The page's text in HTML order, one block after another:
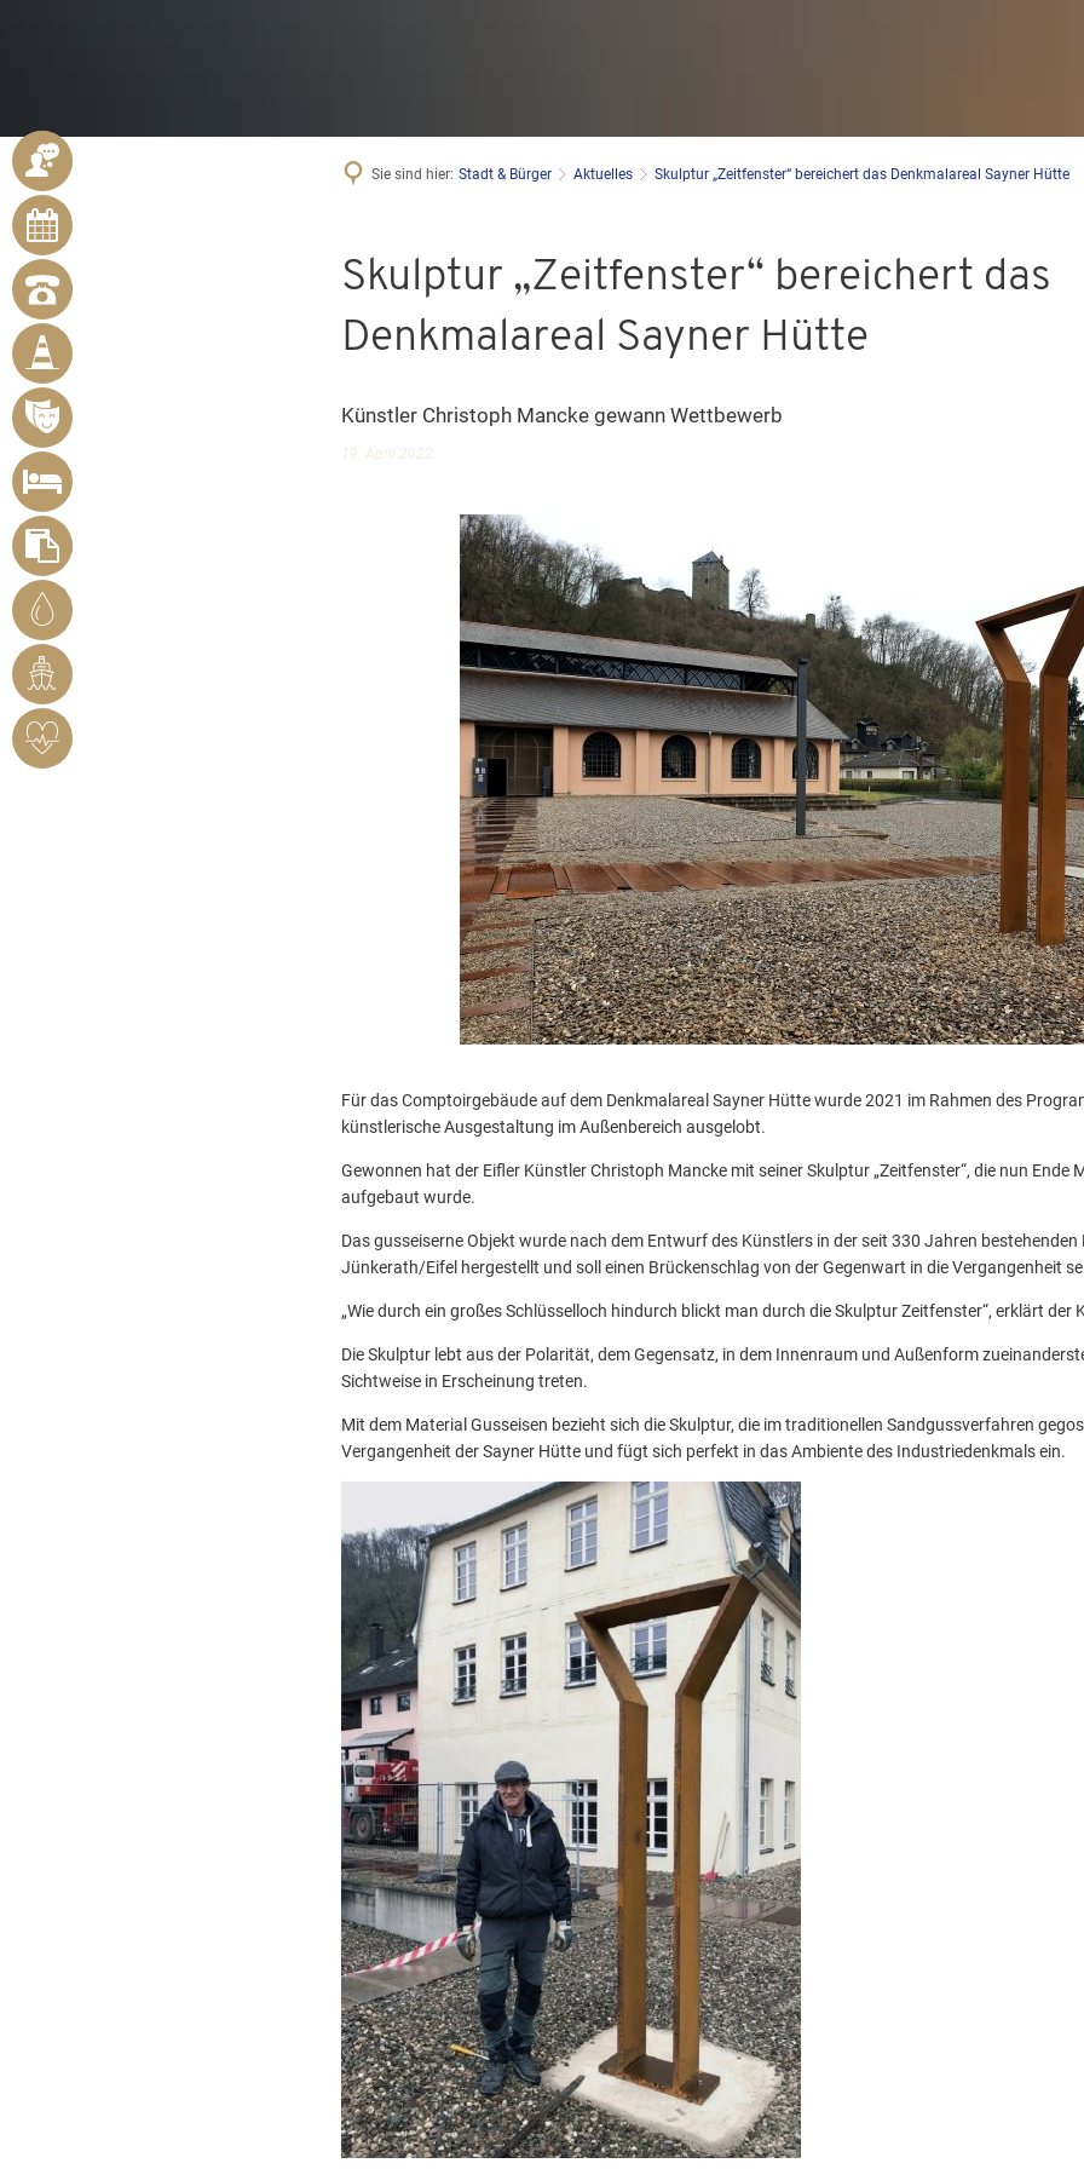
ANSPRECHPARTNER
ONLINE-
TERMINE
NOTRUFNUMMERN
BÜRGER
MELDEN
MÄNGEL
VERANSTALTUNGSÜBERSICHT
UNTERKUNFT
SUCHEN
FORMULARE
STADTWERKE
BENDORF
RHEINHAFEN
HERZSICHERES
BENDORF
Sie sind hier: Stadt & Bürger Aktuelles Skulptur „Zeitfenster“ bereichert das Denkmalareal Sayner Hütte
Skulptur „Zeitfenster“ bereichert das
Denkmalareal Sayner Hütte
Künstler Christoph Mancke gewann Wettbewerb
19. April 2022
Für das Comptoirgebäude auf dem Denkmalareal Sayner Hütte wurde 2021 im Rahmen des
künstlerische Ausgestaltung im Außenbereich ausgelobt.
Gewonnen hat der Eifler Künstler Christoph Mancke mit seiner Skulptur „Zeitfenster“, die nun Ende
aufgebaut wurde.
Das gusseiserne Objekt wurde nach dem Entwurf des Künstlers in der seit 330 Jahren bestehenden
Jünkerath/Eifel hergestellt und soll einen Brückenschlag von der Gegenwart in die Vergangenheit
„Wie durch ein großes Schlüsselloch hindurch blickt man durch die Skulptur Zeitfenster“, erklärt der
Die Skulptur lebt aus der Polarität, dem Gegensatz, in dem Innenraum und Außenform
Sichtweise in Erscheinung treten.
Mit dem Material Gusseisen bezieht sich die Skulptur, die im traditionellen Sandgussverfahren
Vergangenheit der Sayner Hütte und fügt sich perfekt in das Ambiente des Industriedenkmals ein.